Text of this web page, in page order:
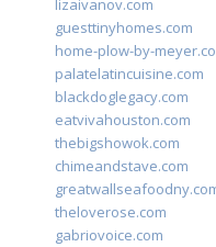
lizaivanov.com
guesttinyhomes.com
home-plow-by-
palatelatincuisine.com
blackdoglegacy.com
eatvivahouston.com
thebigshowok.com
chimeandstave.com
theloverose.com
gabriovoice.com